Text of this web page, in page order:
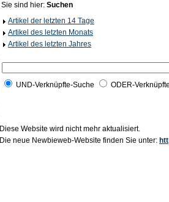
Sie sind hier: Suchen
Artikel der letzten 14 Tage
Artikel des letzten Monats
Artikel des letzten Jahres
UND-Verknüpfte-Suche ODER-
Diese Website wird nicht mehr aktualisiert.
Die neue Newbieweb-Website finden Sie unter: